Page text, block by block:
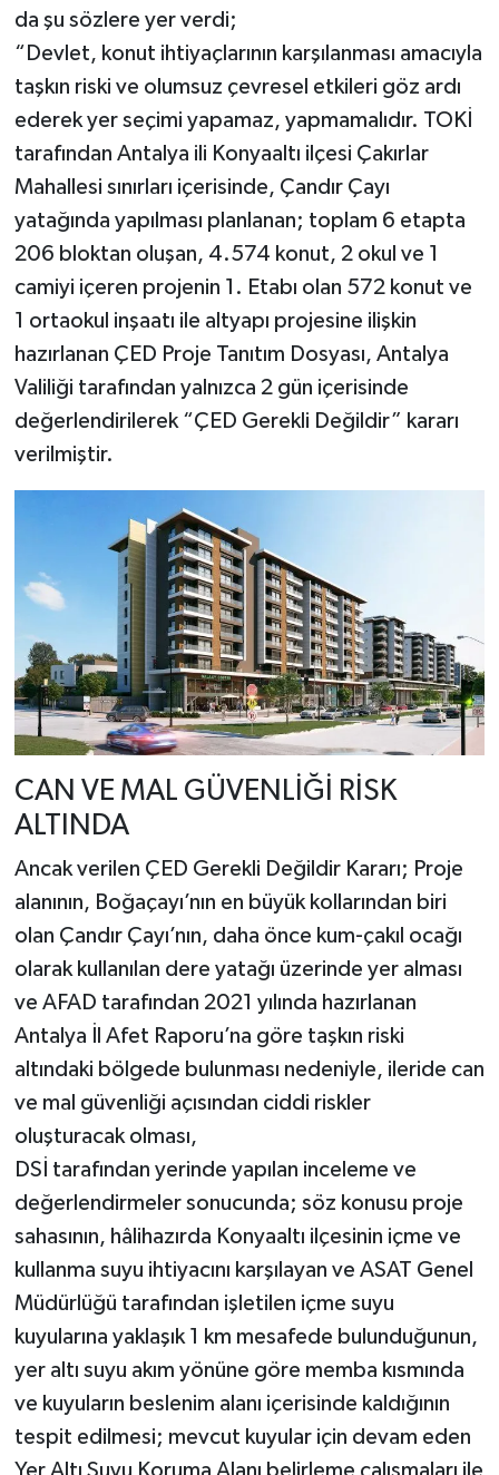
da şu sözlere yer verdi;
“Devlet, konut ihtiyaçlarının karşılanması amacıyla
taşkın riski ve olumsuz çevresel etkileri göz ardı
ederek yer seçimi yapamaz, yapmamalıdır. TOKİ
tarafından Antalya ili Konyaaltı ilçesi Çakırlar
Mahallesi sınırları içerisinde, Çandır Çayı
yatağında yapılması planlanan; toplam 6 etapta
206 bloktan oluşan, 4.574 konut, 2 okul ve 1
camiyi içeren projenin 1. Etabı olan 572 konut ve
1 ortaokul inşaatı ile altyapı projesine ilişkin
hazırlanan ÇED Proje Tanıtım Dosyası, Antalya
Valiliği tarafından yalnızca 2 gün içerisinde
değerlendirilerek “ÇED Gerekli Değildir” kararı
verilmiştir.
CAN VE MAL GÜVENLİĞİ RİSK
ALTINDA
Ancak verilen ÇED Gerekli Değildir Kararı; Proje
alanının, Boğaçayı’nın en büyük kollarından biri
olan Çandır Çayı’nın, daha önce kum-çakıl ocağı
olarak kullanılan dere yatağı üzerinde yer alması
ve AFAD tarafından 2021 yılında hazırlanan
Antalya İl Afet Raporu’na göre taşkın riski
altındaki bölgede bulunması nedeniyle, ileride can
ve mal güvenliği açısından ciddi riskler
oluşturacak olması,
DSİ tarafından yerinde yapılan inceleme ve
değerlendirmeler sonucunda; söz konusu proje
sahasının, hâlihazırda Konyaaltı ilçesinin içme ve
kullanma suyu ihtiyacını karşılayan ve ASAT Genel
Müdürlüğü tarafından işletilen içme suyu
kuyularına yaklaşık 1 km mesafede bulunduğunun,
yer altı suyu akım yönüne göre memba kısmında
ve kuyuların beslenim alanı içerisinde kaldığının
tespit edilmesi; mevcut kuyular için devam eden